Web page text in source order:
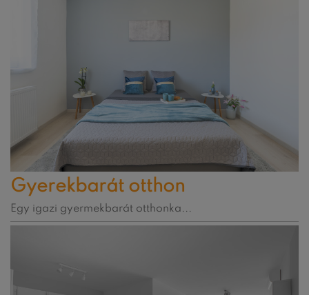
Gyerekbarát otthon
Egy igazi gyermekbarát otthonka...